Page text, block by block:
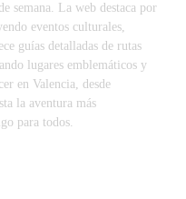
semana. La web destaca por
eventos culturales,
guías detalladas de rutas
lugares emblemáticos y
en Valencia, desde
la aventura más
para todos.